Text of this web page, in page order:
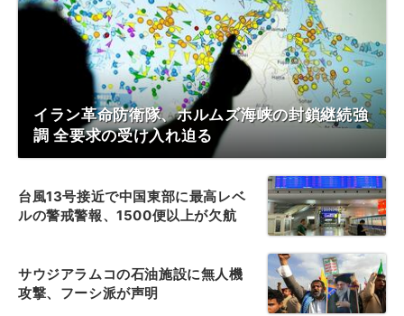
イラン革命防衛隊、ホルムズ海峡の封鎖継続強
調 全要求の受け入れ迫る
台風13号接近で中国東部に最高レベ
ルの警戒警報、1500便以上が欠航
サウジアラムコの石油施設に無人機
攻撃、フーシ派が声明